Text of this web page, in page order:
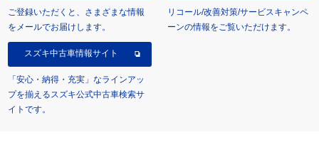
ご登録いただくと、さまざまな情報
をメールでお届けします。
リコール/改善対策/サービスキャンペ
ーンの情報をご覧いただけます。
スズキ中古車情報サイト
「安心・納得・充実」なラインアッ
プを揃えるスズキ公式中古車検索サ
イトです。